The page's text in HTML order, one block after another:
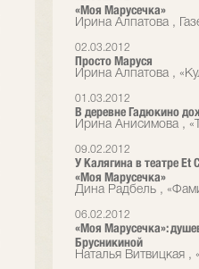
«Моя Марусечка»
Ирина Алпатова ,
02.03.2012
Просто Маруся
Ирина Алпатова ,
01.03.2012
В деревне Гадюкино
Ирина Анисимова ,
09.02.2012
У Калягина в театре Et
«Моя Марусечка»
Дина Радбель ,
06.02.2012
«Моя Марусечка»:
Брусникиной
Наталья Витвицкая ,